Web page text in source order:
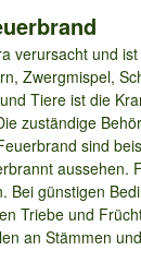
verursacht und
Zwergmispel,
Tiere ist die
zuständige
sind
günstigen
Triebe und
an Stämmen